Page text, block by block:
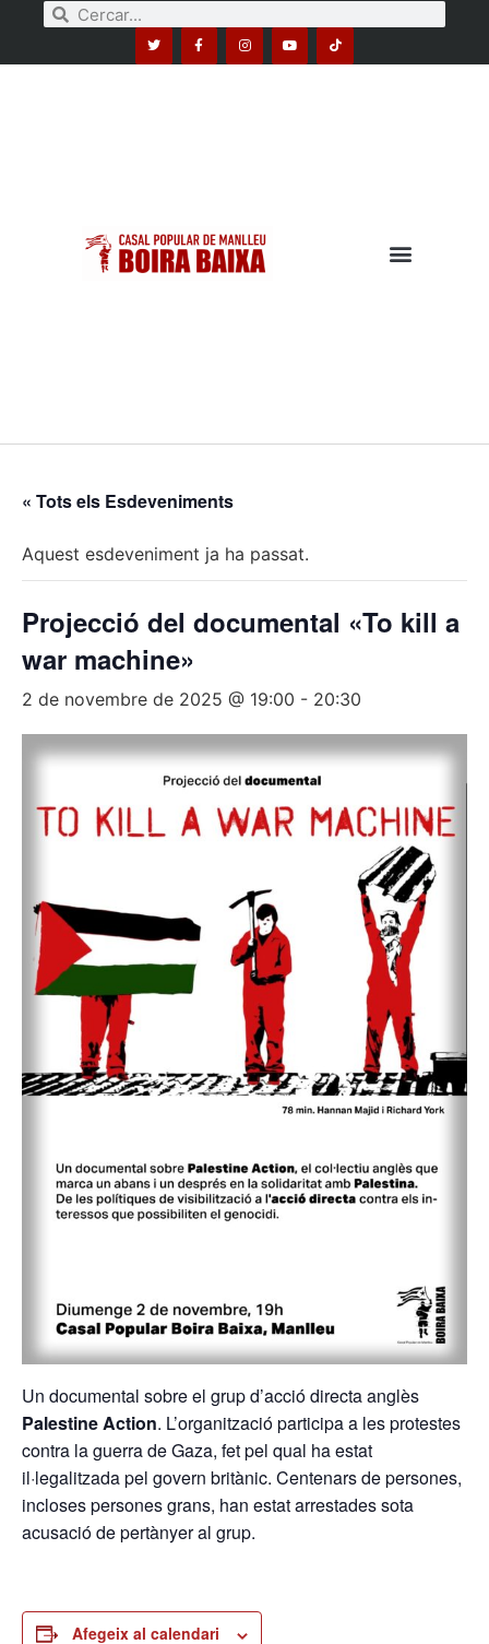
« Tots els Esdeveniments
Aquest esdeveniment ja ha passat.
Projecció del documental «To kill a
war machine»
2 de novembre de 2025 @ 19:00 - 20:30
Un documental sobre el grup d’acció directa anglès
Palestine Action. L’organització participa a les protestes
contra la guerra de Gaza, fet pel qual ha estat
il·legalitzada pel govern britànic. Centenars de persones,
incloses persones grans, han estat arrestades sota
acusació de pertànyer al grup.
Afegeix al calendari